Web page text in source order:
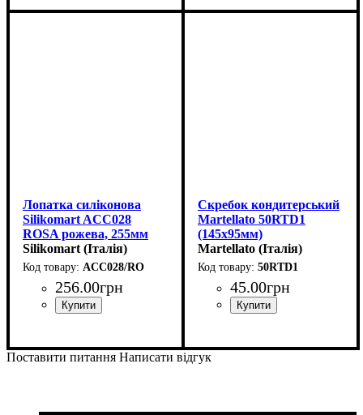
Лопатка силіконова
Silikomart ACC028
ROSA рожева, 255мм
Silikomart (Італія)
ACC028/RO
256.00грн
Скребок кондитерський
Martellato 50RTD1
(145х95мм)
Martellato (Італія)
50RTD1
45.00грн
Поставити питання Написати відгук